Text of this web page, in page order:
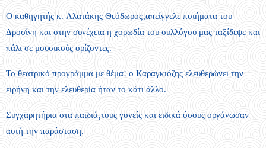
Ο καθηγητής κ. Αλατάκης Θεόδωρος,απείγγελε ποιήματα του
Δροσίνη και στην συνέχεια η χορωδία του συλλόγου μας ταξίδεψε και
πάλι σε μουσικούς ορίζοντες.
Το θεατρικό προγράμμα με θέμα: ο Καραγκιόζης ελευθερώνει την
ειρήνη και την ελευθερία ήταν το κάτι άλλο.
Συγχαρητήρια στα παιδιά,τους γονείς και ειδικά όσους οργάνωσαν
αυτή την παράσταση.